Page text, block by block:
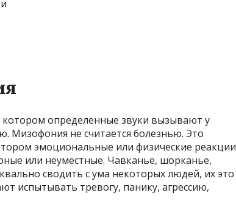
определенные звуки вызывают у
Мизофония не считается болезнью. Это
эмоциональные или физические реакции
или неуместные. Чавканье, шорканье,
сводить с ума некоторых людей, их это
испытывать тревогу, панику, агрессию,